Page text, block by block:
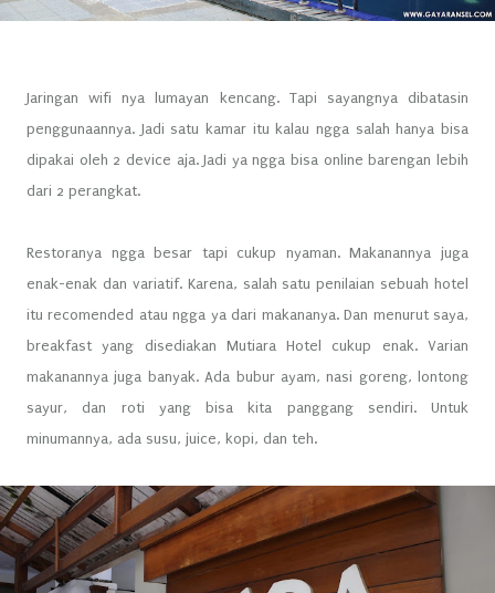
Jaringan wifi nya lumayan kencang. Tapi sayangnya dibatasin
penggunaannya. Jadi satu kamar itu kalau ngga salah hanya bisa
dipakai oleh 2 device aja. Jadi ya ngga bisa online barengan lebih
dari 2 perangkat.
Restoranya ngga besar tapi cukup nyaman. Makanannya juga
enak-enak dan variatif. Karena, salah satu penilaian sebuah hotel
itu recomended atau ngga ya dari makananya. Dan menurut saya,
breakfast yang disediakan Mutiara Hotel cukup enak. Varian
makanannya juga banyak. Ada bubur ayam, nasi goreng, lontong
sayur, dan roti yang bisa kita panggang sendiri. Untuk
minumannya, ada susu, juice, kopi, dan teh.